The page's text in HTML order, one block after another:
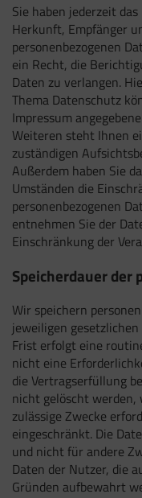
Sie haben jederzeit
Herkunft, Empfänger
personenbezogenen
ein Recht, die
Daten zu verlangen.
Thema Datenschutz
Impressum
Weiteren steht Ihnen
zuständigen
Außerdem haben Sie
Umständen die
personenbezogenen
entnehmen Sie der
Einschränkung der
Speicherdauer der
Wir speichern
jeweiligen
Frist erfolgt eine
nicht eine
die Vertragserfüllung
nicht gelöscht werden,
zulässige Zwecke
eingeschränkt. Die
und nicht für andere
Daten der Nutzer, die
Gründen aufbewahrt